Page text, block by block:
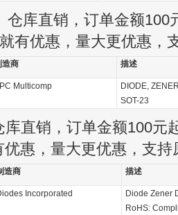
仓库直销，订单金额100
有优惠，量大更优惠，
造商 描述
Multicomp
DIODE,
SOT-23
直销，订单金额100元
惠，量大更优惠，支持
造商 描述
Incorporated
Diode Zener
RoHS: